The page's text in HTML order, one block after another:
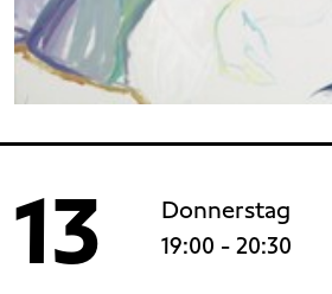
13
Donnerstag
19:00 - 20:30